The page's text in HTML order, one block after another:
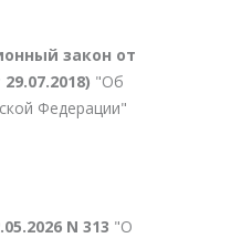
закон от
"Об
Федерации"
N 313 "О